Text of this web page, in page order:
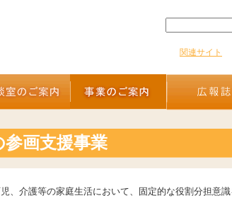
関連サイト
画支援事業
、介護等の家庭生活において、固定的な役割分担意